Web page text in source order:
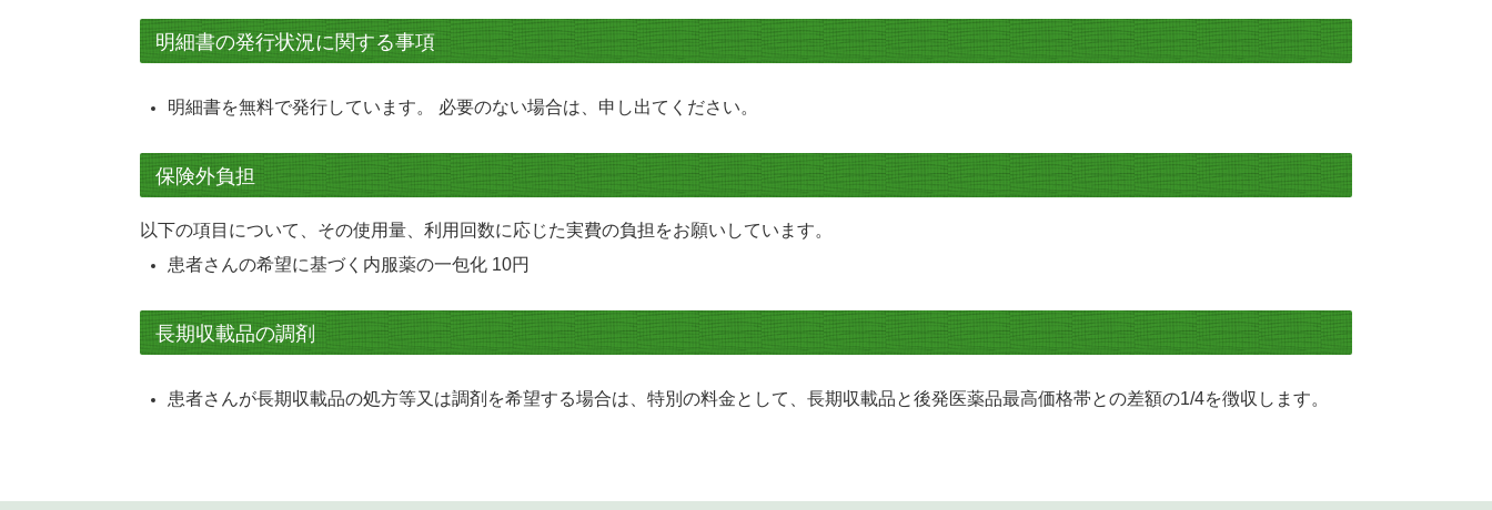
明細書の発行状況に関する事項
明細書を無料で発行しています。 必要のない場合は、申し出てください。
保険外負担
以下の項目について、その使用量、利用回数に応じた実費の負担をお願いしています。
患者さんの希望に基づく内服薬の一包化 10円
長期収載品の調剤
患者さんが長期収載品の処方等又は調剤を希望する場合は、特別の料金として、長期収載品と後発医薬品最高価格帯との差額の1/4を徴収します。